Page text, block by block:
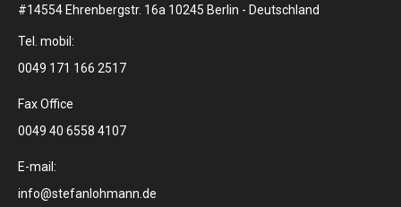
#14554 Ehrenbergstr. 16a 10245 Berlin - Deutschland
Tel. mobil:
0049 171 166 2517
Fax Office
0049 40 6558 4107
E-mail:
info@stefanlohmann.de